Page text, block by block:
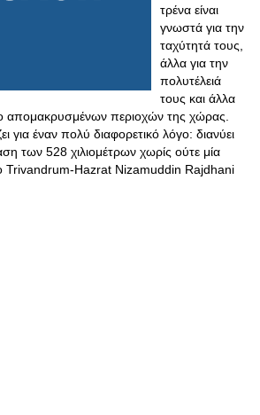
τρένα είναι
γνωστά για την
ταχύτητά τους,
άλλα για την
πολυτέλειά
τους και άλλα
απομακρυσμένων περιοχών της χώρας.
για έναν πολύ διαφορετικό λόγο: διανύει
των 528 χιλιομέτρων χωρίς ούτε μία
Trivandrum-Hazrat Nizamuddin Rajdhani